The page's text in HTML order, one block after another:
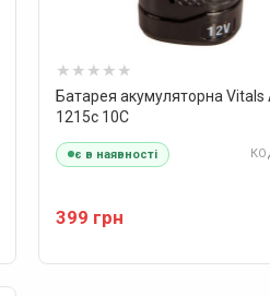
Батарея акумуляторна Vitals
1215c 10C
є в наявності
399 грн